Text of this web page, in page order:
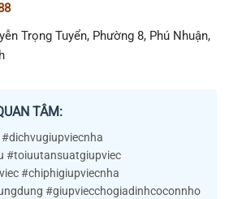
Trọng Tuyển, Phường 8, Phú Nhuận,
TÂM:
#toiuutansuatgiupviec
#chiphigiupviecnha
#giupviecchogiadinhcoconnho